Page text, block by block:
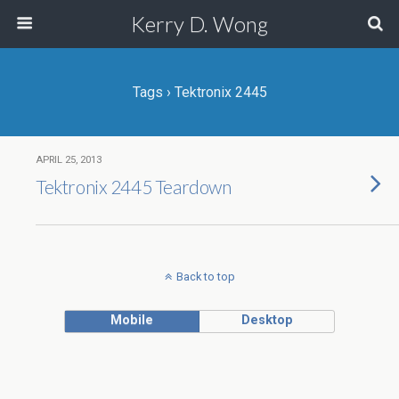
Kerry D. Wong
Tags › Tektronix 2445
APRIL 25, 2013
Tektronix 2445 Teardown
Back to top
Mobile Desktop